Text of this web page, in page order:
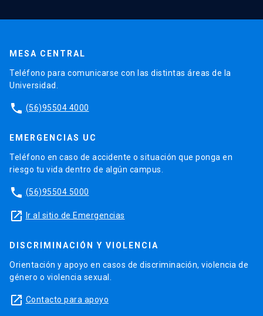
MESA CENTRAL
Teléfono para comunicarse con las distintas áreas de la
Universidad.
phone (56)95504 4000
EMERGENCIAS UC
Teléfono en caso de accidente o situación que ponga en
riesgo tu vida dentro de algún campus.
phone (56)95504 5000
launch Ir al sitio de Emergencias
DISCRIMINACIÓN Y VIOLENCIA
Orientación y apoyo en casos de discriminación, violencia de
género o violencia sexual.
launch Contacto para apoyo